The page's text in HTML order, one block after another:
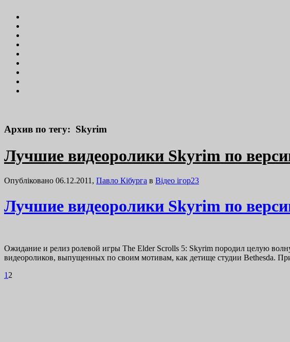
Архив по тегу: Skyrim
Лучшие видеоролики Skyrim по
Опубліковано 06.12.2011, Павло Кібурга в Відео ігор23
Лучшие видеоролики Skyrim по
Ожидание и релиз ролевой игры The Elder Scrolls 5: Skyrim породил целую
видеороликов, выпущенных по своим мотивам, как детище студии Bethesda.
1 2